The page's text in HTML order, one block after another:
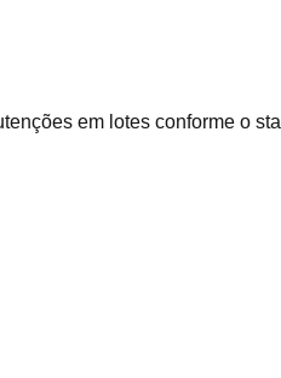
em lotes conforme o